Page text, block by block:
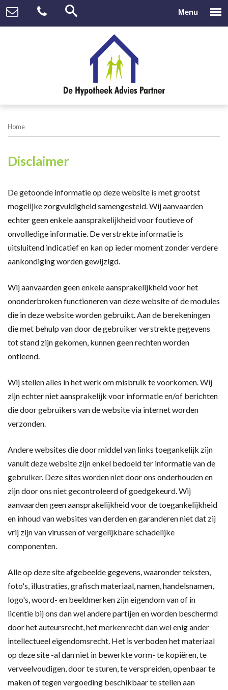
Home
Disclaimer
De getoonde informatie op deze website is met grootst
mogelijke zorgvuldigheid samengesteld. Wij aanvaarden
echter geen enkele aansprakelijkheid voor foutieve of
onvolledige informatie. De verstrekte informatie is
uitsluitend indicatief en kan op ieder moment zonder verdere
aankondiging worden gewijzigd.
Wij aanvaarden geen enkele aansprakelijkheid voor het
ononderbroken functioneren van deze website of de modules
die in deze website worden gebruikt. Aan de berekeningen
die met behulp van door de gebruiker verstrekte gegevens
tot stand zijn gekomen, kunnen geen rechten worden
ontleend.
Wij stellen alles in het werk om misbruik te voorkomen. Wij
zijn echter niet aansprakelijk voor informatie en/of berichten
die door gebruikers van de website via internet worden
verzonden.
Andere websites die door middel van links toegankelijk zijn
vanuit deze website zijn enkel bedoeld ter informatie van de
gebruiker. Deze sites worden niet door ons onderhouden en
zijn door ons niet gecontroleerd of goedgekeurd. Wij
aanvaarden geen aansprakelijkheid voor de toegankelijkheid
en inhoud van websites van derden en garanderen niet dat zij
vrij zijn van virussen of vergelijkbare schadelijke
componenten.
Alle op deze site afgebeelde gegevens, waaronder teksten,
foto's, illustraties, grafisch materiaal, namen, handelsnamen,
logo's, woord- en beeldmerken zijn eigendom van of in
licentie bij ons dan wel andere partijen en worden beschermd
door het auteursrecht, het merkenrecht dan wel enig ander
intellectueel eigendomsrecht. Het is verboden het materiaal
op deze site -al dan niet in bewerkte vorm- te kopiëren, te
verveelvoudigen, door te sturen, te verspreiden, openbaar te
maken of tegen vergoeding beschikbaar te stellen aan